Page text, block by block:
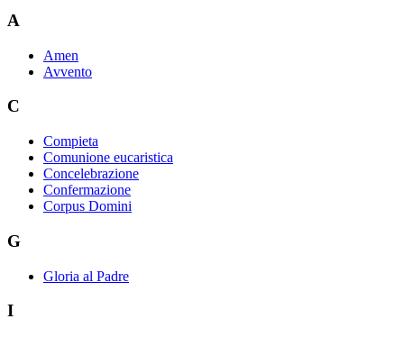
A
Amen
Avvento
C
Compieta
Comunione eucaristica
Concelebrazione
Confermazione
Corpus Domini
G
Gloria al Padre
I